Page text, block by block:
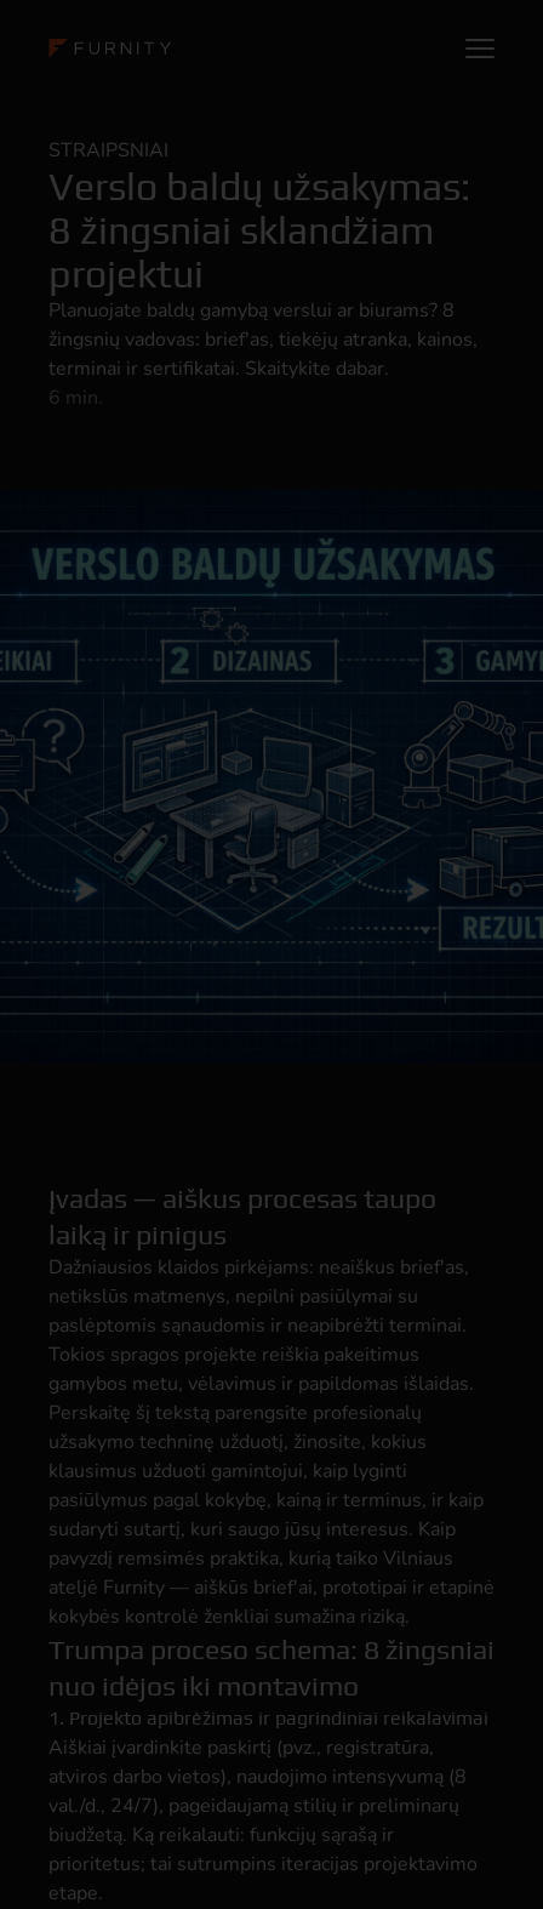
STRAIPSNIAI
Verslo baldų užsakymas:
8 žingsniai sklandžiam
projektui
Planuojate baldų gamybą verslui ar biurams? 8
žingsnių vadovas: brief'as, tiekėjų atranka, kainos,
terminai ir sertifikatai. Skaitykite dabar.
6 min.
Įvadas — aiškus procesas taupo
laiką ir pinigus
Dažniausios klaidos pirkėjams: neaiškus brief'as,
netikslūs matmenys, nepilni pasiūlymai su
paslėptomis sąnaudomis ir neapibrėžti terminai.
Tokios spragos projekte reiškia pakeitimus
gamybos metu, vėlavimus ir papildomas išlaidas.
Perskaitę šį tekstą parengsite profesionalų
užsakymo techninę užduotį, žinosite, kokius
klausimus užduoti gamintojui, kaip lyginti
pasiūlymus pagal kokybę, kainą ir terminus, ir kaip
sudaryti sutartį, kuri saugo jūsų interesus. Kaip
pavyzdį remsimės praktika, kurią taiko Vilniaus
ateljė Furnity — aiškūs brief'ai, prototipai ir etapinė
kokybės kontrolė ženkliai sumažina riziką.
Trumpa proceso schema: 8 žingsniai
nuo idėjos iki montavimo
1. Projekto apibrėžimas ir pagrindiniai reikalavimai
Aiškiai įvardinkite paskirtį (pvz., registratūra,
atviros darbo vietos), naudojimo intensyvumą (8
val./d., 24/7), pageidaujamą stilių ir preliminarų
biudžetą. Ką reikalauti: funkcijų sąrašą ir
prioritetus; tai sutrumpins iteracijas projektavimo
etape.